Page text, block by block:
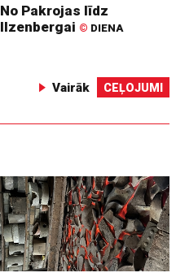
No Pakrojas līdz
Ilzenbergai © DIENA
Vairāk CEĻOJUMI